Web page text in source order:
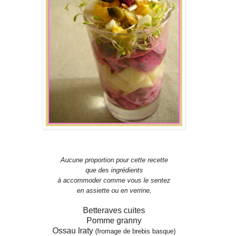
Aucune proportion pour cette recette
que des ingrédients
à accommoder comme vous le sentez
en assiette ou en verrine,
Betteraves cuites
Pomme granny
Ossau Iraty (fromage de brebis basque)